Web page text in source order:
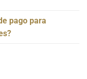
pago para